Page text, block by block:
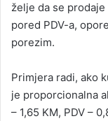
želje da se
pored PDV-a,
porezim.
Primjera radi, ako
je proporcionalna
– 1,65 KM, PDV –